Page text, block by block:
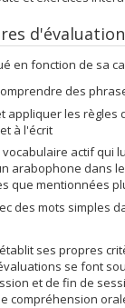
d'évaluation
en fonction de sa
des
appliquer les règles
à l'écrit
actif qui
arabophone dans
que mentionnées
des mots simples
ses propres
se font
et de fin de
compréhension